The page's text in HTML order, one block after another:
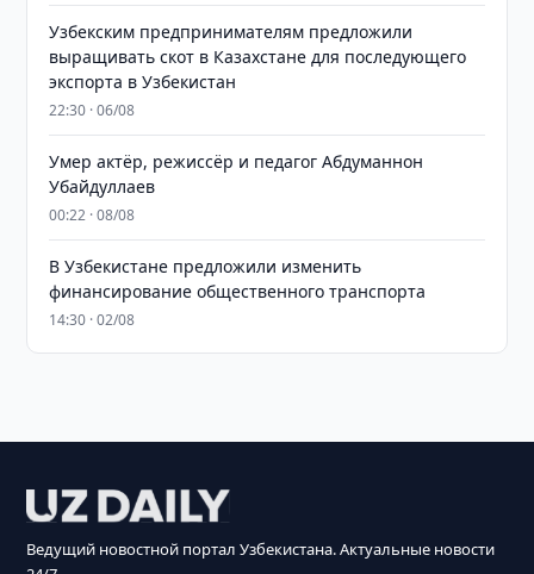
Узбекским предпринимателям предложили
выращивать скот в Казахстане для последующего
экспорта в Узбекистан
22:30 · 06/08
Умер актёр, режиссёр и педагог Абдуманнон
Убайдуллаев
00:22 · 08/08
В Узбекистане предложили изменить
финансирование общественного транспорта
14:30 · 02/08
Ведущий новостной портал Узбекистана. Актуальные новости